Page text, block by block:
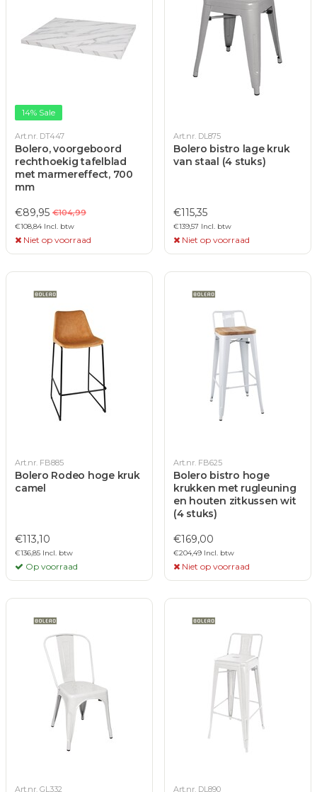
14% Sale
Art.nr. DT447
Bolero, voorgeboord
rechthoekig tafelblad
met marmereffect, 700
mm
€89,95 €104,99
€108,84 Incl. btw
Niet op voorraad
Art.nr. DL875
Bolero bistro lage kruk
van staal (4 stuks)
€115,35
€139,57 Incl. btw
Niet op voorraad
Art.nr. FB885
Bolero Rodeo hoge kruk
camel
€113,10
€136,85 Incl. btw
Op voorraad
Art.nr. FB625
Bolero bistro hoge
krukken met rugleuning
en houten zitkussen wit
(4 stuks)
€169,00
€204,49 Incl. btw
Niet op voorraad
Art.nr. GL332 Art.nr. DL890